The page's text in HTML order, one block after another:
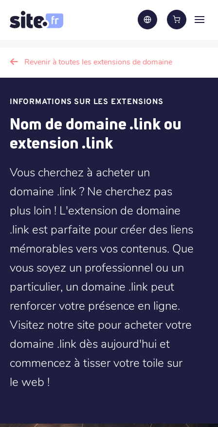
Revenir à toutes les extensions de domaine
INFORMATIONS SUR LES EXTENSIONS
Nom de domaine .link ou
extension .link
Vous cherchez à acheter un
domaine .link ? Ne cherchez pas
plus loin ! L'extension de domaine
.link est parfaite pour créer des liens
mémorables vers vos contenus. Que
vous soyez un professionnel ou un
particulier, un domaine .link peut
renforcer votre présence en ligne.
Visitez notre site pour acheter votre
domaine .link dès aujourd'hui et
commencez à tisser votre toile sur
le web !